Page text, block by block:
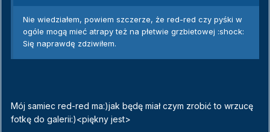
Nie wiedziałem, powiem szczerze, że red-red czy pyśki w
ogóle mogą mieć atrapy też na płetwie grzbietowej :shock:
Się naprawdę zdziwiłem.
Mój samiec red-red ma:)jak będę miał czym zrobić to wrzucę
fotkę do galerii:)<piękny jest>